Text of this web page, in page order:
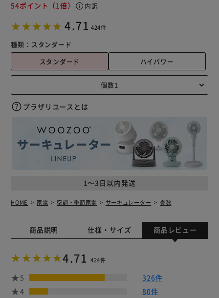
54ポイント （1倍） info 内訳
4.71 424件
種類： スタンダード
スタンダード
ハイパワー
1～3日以内発送
プラザリユースとは
HOME 家電 空調・季節家電 サーキュレーター 畳数
商品説明 仕様・サイズ 商品レビュー
4.71 424件
5
326件
4
80件
カートに入れる